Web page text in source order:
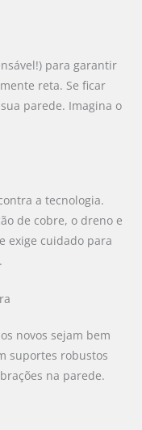
para garantir
reta. Se ficar
parede. Imagina o
a tecnologia.
de cobre, o dreno e
exige cuidado para
novos sejam bem
suportes robustos
na parede.